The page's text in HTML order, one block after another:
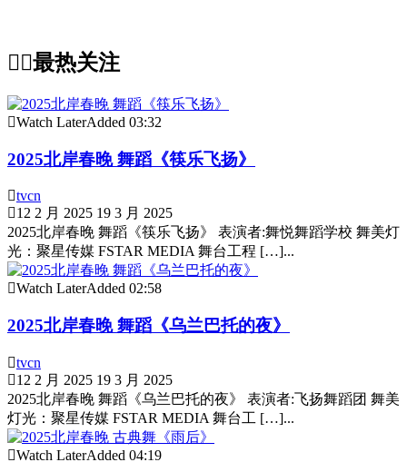
最热关注
Watch LaterAdded 03:32
2025北岸春晚 舞蹈《筷乐飞扬》
tvcn
12 2 月 2025 19 3 月 2025
2025北岸春晚 舞蹈《筷乐飞扬》 表演者:舞悦舞蹈学校 舞美灯
光：聚星传媒 FSTAR MEDIA 舞台工程 […]...
Watch LaterAdded 02:58
2025北岸春晚 舞蹈《乌兰巴托的夜》
tvcn
12 2 月 2025 19 3 月 2025
2025北岸春晚 舞蹈《乌兰巴托的夜》 表演者:飞扬舞蹈团 舞美
灯光：聚星传媒 FSTAR MEDIA 舞台工 […]...
Watch LaterAdded 04:19